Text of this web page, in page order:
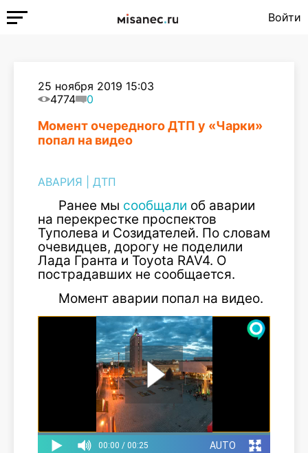
Войти
25 ноября 2019 15:03
4774
0
Момент очередного ДТП у «Чарки»
попал на видео
АВАРИЯ ДТП
Ранее мы сообщали об аварии
на перекрестке проспектов
Туполева и Созидателей. По словам
очевидцев, дорогу не поделили
Лада Гранта и Toyota RAV4. О
пострадавших не сообщается.
Момент аварии попал на видео.